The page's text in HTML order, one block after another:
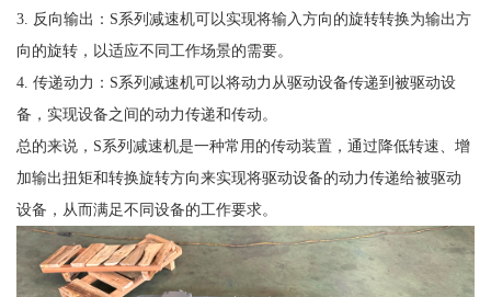
3. 反向输出：S系列减速机可以实现将输入方向的旋转转换为输出方
向的旋转，以适应不同工作场景的需要。
4. 传递动力：S系列减速机可以将动力从驱动设备传递到被驱动设
备，实现设备之间的动力传递和传动。
总的来说，S系列减速机是一种常用的传动装置，通过降低转速、增
加输出扭矩和转换旋转方向来实现将驱动设备的动力传递给被驱动
设备，从而满足不同设备的工作要求。